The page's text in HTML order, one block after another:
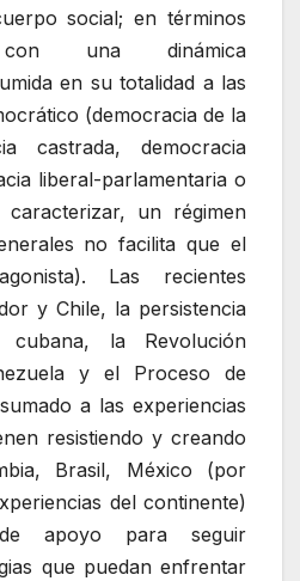
social; en términos
con una dinámica
en su totalidad a las
(democracia de la
castrada, democracia
liberal-parlamentaria o
un régimen
no facilita que el
Las recientes
y Chile, la persistencia
la Revolución
y el Proceso de
a las experiencias
resistiendo y creando
Brasil, México (por
del continente)
apoyo para seguir
que puedan enfrentar